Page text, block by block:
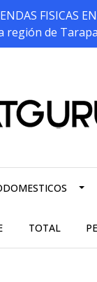
FISICAS
región de
TOTAL